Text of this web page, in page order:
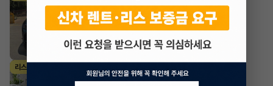
2021년·X6 M Competition
월1,300,310원 X32개월
조회 4842일 전
리스
2023년·X5 M Competition